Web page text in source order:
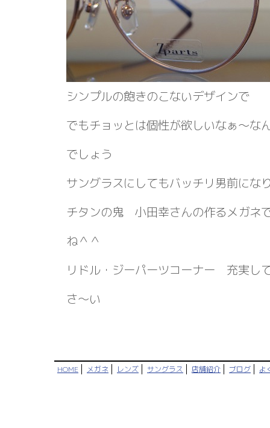
シンプルの飽きのこないデザインで
でもチョッとは個性が欲しいなぁ～な
でしょう
サングラスにしてもバッチリ男前に
チタンの鬼 小田幸さんの作るメガネ
ね＾＾
リドル・ジーパーツコーナー 充実し
さ～い
HOME メガネ レンズ サングラス 店舗紹介 ブログ よ